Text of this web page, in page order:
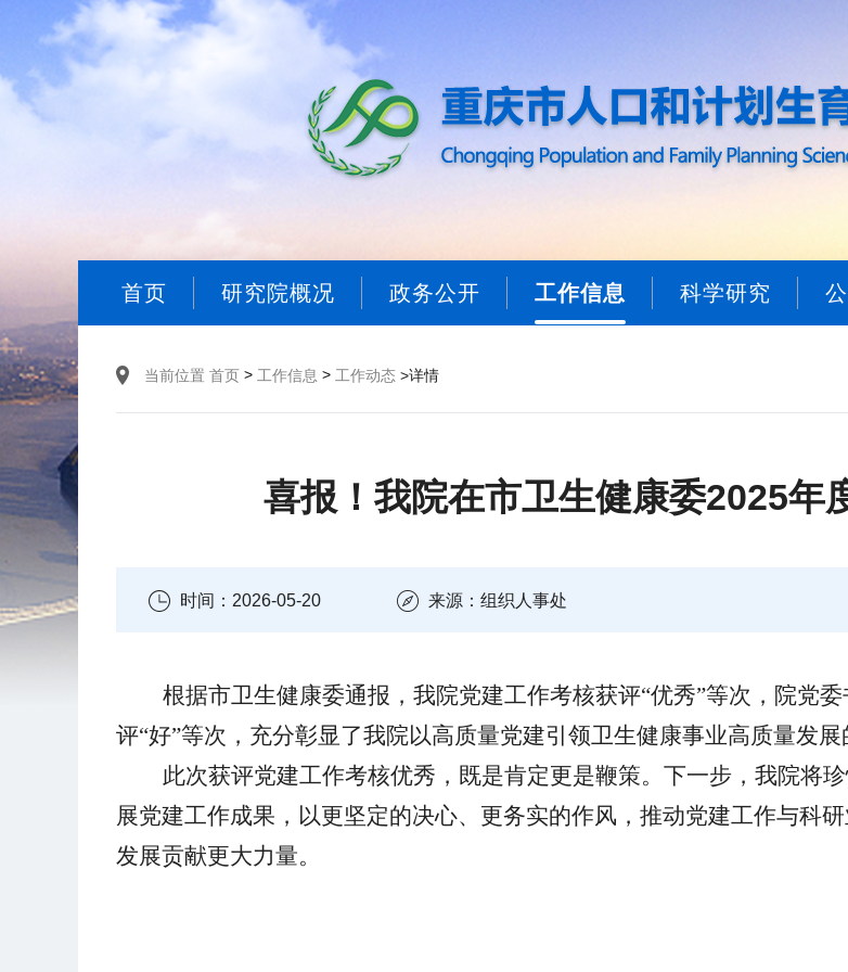
首页 研究院概况 政务公开 工作信息 科学研究
当前位置 首页 > 工作信息 > 工作动态 >详情
喜报！我院在市卫生健康委2025年
时间：2026-05-20 来源：组织人事处
根据市卫生健康委通报，我院党建工作考核获评“优秀”等次，院党
评“好”等次，充分彰显了我院以高质量党建引领卫生健康事业高质量发展
此次获评党建工作考核优秀，既是肯定更是鞭策。下一步，我院将
展党建工作成果，以更坚定的决心、更务实的作风，推动党建工作与科
发展贡献更大力量。